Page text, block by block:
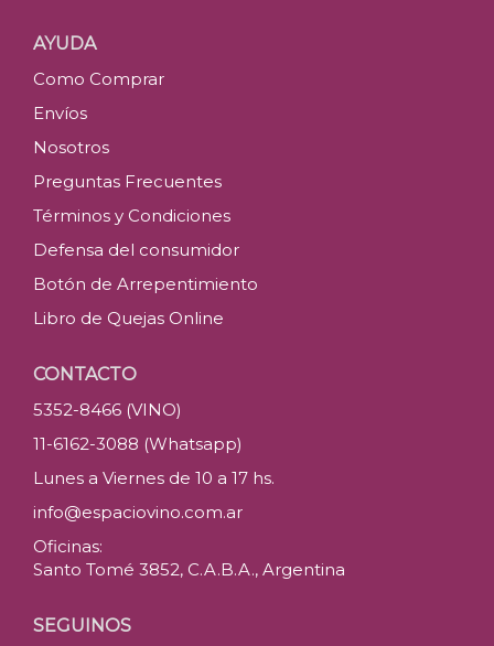
AYUDA
Como Comprar
Envíos
Nosotros
Preguntas Frecuentes
Términos y Condiciones
Defensa del consumidor
Botón de Arrepentimiento
Libro de Quejas Online
CONTACTO
5352-8466 (VINO)
11-6162-3088 (Whatsapp)
Lunes a Viernes de 10 a 17 hs.
info@espaciovino.com.ar
Oficinas:
Santo Tomé 3852, C.A.B.A., Argentina
SEGUINOS